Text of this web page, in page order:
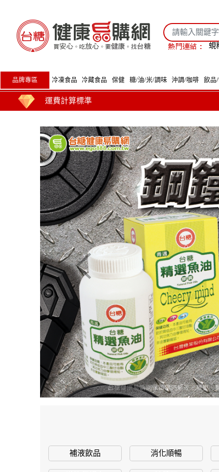
蜆
品牌專區 冷凍食品 冷藏食品 保健 糖/油/米/調味 沖調/咖啡 飲品
購物金贈送及使用方式
運費計算標準
商品到貨時間說明
台糖產品這裡買 健康美味帶回家
買安心 吃放心 要健康 找台糖
台糖產品 食在安心 查驗報告在這裡
全臺第1家最環保國營企業！榮獲行政院環境部網
Previous
補液飲品 消化順暢